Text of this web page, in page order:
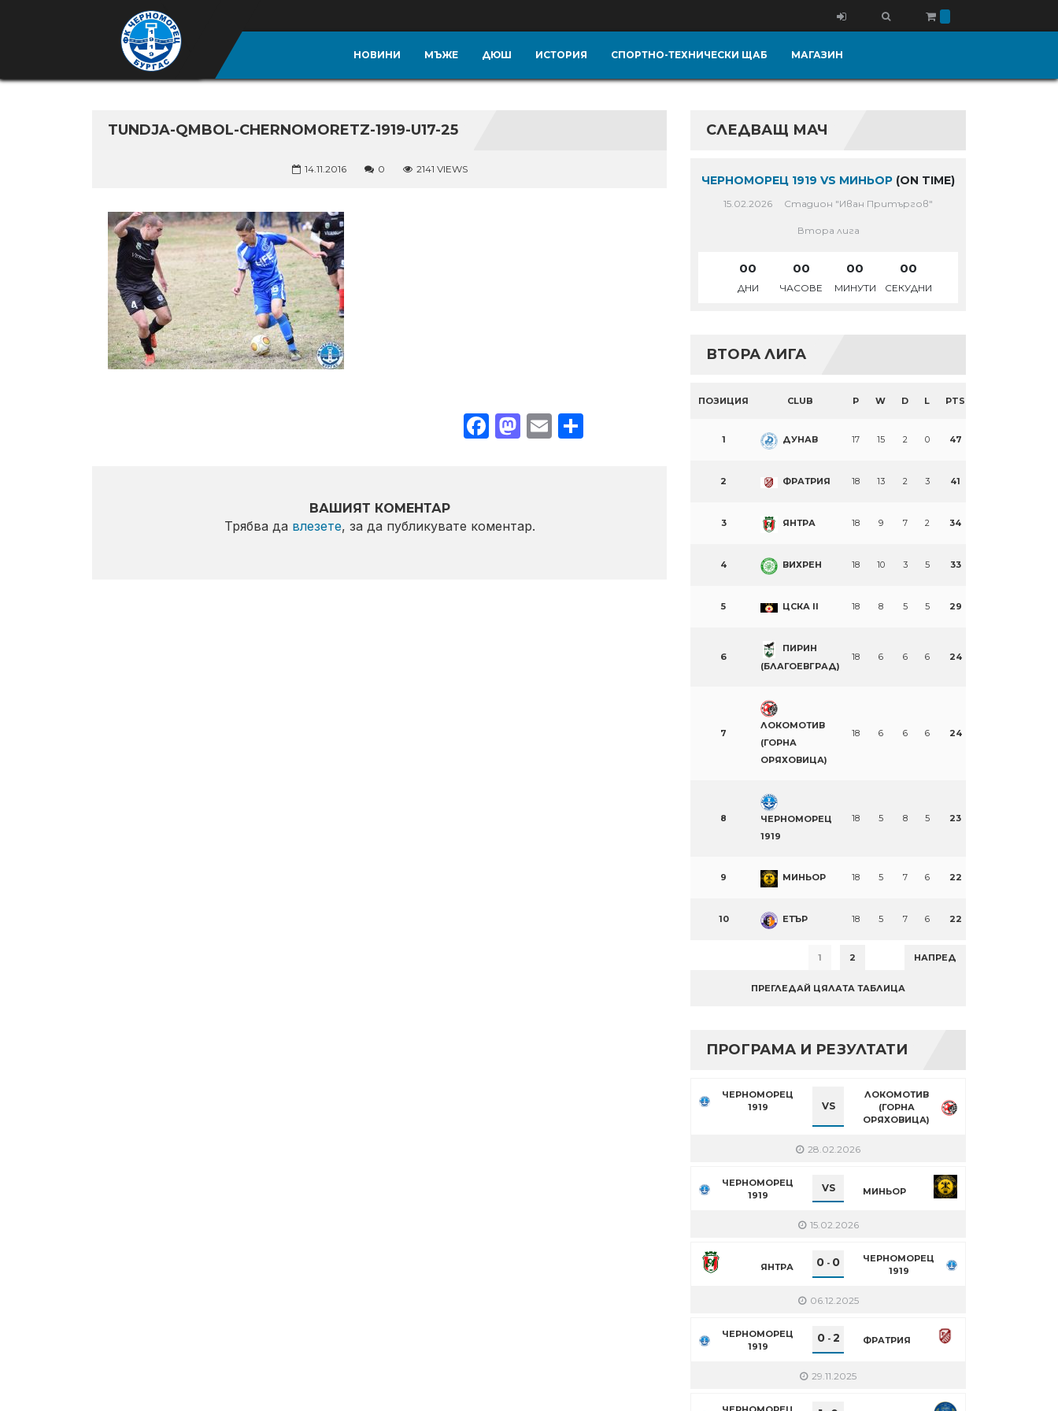
НОВИНИ МЪЖЕ ДЮШ ИСТОРИЯ СПОРТНО-ТЕХНИЧЕСКИ ЩАБ МАГАЗИН
TUNDJA-QMBOL-CHERNOMORETZ-1919-U17-25
14.11.2016 0 2141 VIEWS
Facebook
Mastodon
EmailShare
ВАШИЯТ КОМЕНТАР
Трябва да влезете, за да публикувате коментар.
СЛЕДВАЩ МАЧ
ЧЕРНОМОРЕЦ 1919 VS МИНЬОР (ON TIME)
15.02.2026 Стадион "Иван Притъргов"
Втора лига
00
ДНИ
00
ЧАСОВЕ
00
МИНУТИ
00
СЕКУДНИ
ВТОРА ЛИГА
ПОЗИЦИЯ CLUB P W D L PTS
1 ДУНАВ 17 15 2 0 47
2 ФРАТРИЯ 18 13 2 3 41
3 ЯНТРА 18 9 7 2 34
4 ВИХРЕН 18 10 3 5 33
5 ЦСКА II 18 8 5 5 29
6
ПИРИН
(БЛАГОЕВГРАД)
18 6 6 6 24
7
ЛОКОМОТИВ
(ГОРНА
ОРЯХОВИЦА)
18 6 6 6 24
8
ЧЕРНОМОРЕЦ
1919
18 5 8 5 23
9 МИНЬОР 18 5 7 6 22
10 ЕТЪР 18 5 7 6 22
1 2 НАПРЕД
ПРЕГЛЕДАЙ ЦЯЛАТА ТАБЛИЦА
ПРОГРАМА И РЕЗУЛТАТИ
ЧЕРНОМОРЕЦ
1919
VS
ЛОКОМОТИВ
(ГОРНА
ОРЯХОВИЦА)
28.02.2026
ЧЕРНОМОРЕЦ
1919
VS МИНЬОР
15.02.2026
ЯНТРА 0 - 0
ЧЕРНОМОРЕЦ
1919
06.12.2025
ЧЕРНОМОРЕЦ
1919
0- 2 ФРАТРИЯ
29.11.2025